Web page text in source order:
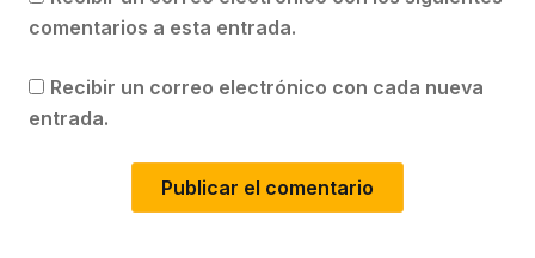
comentarios a esta entrada.
Recibir un correo electrónico con cada nueva
entrada.